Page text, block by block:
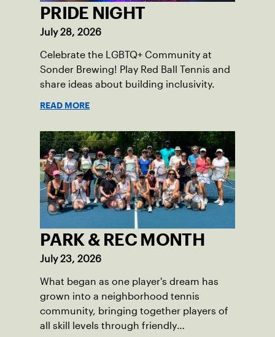
PRIDE NIGHT
July 28, 2026
Celebrate the LGBTQ+ Community at
Sonder Brewing! Play Red Ball Tennis and
share ideas about building inclusivity.
READ MORE
PARK & REC MONTH
July 23, 2026
What began as one player's dream has
grown into a neighborhood tennis
community, bringing together players of
all skill levels through friendly